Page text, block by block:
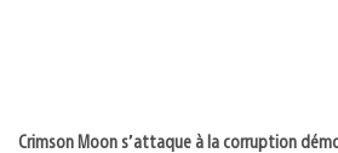
Crimson Moon s’attaque à la corruption